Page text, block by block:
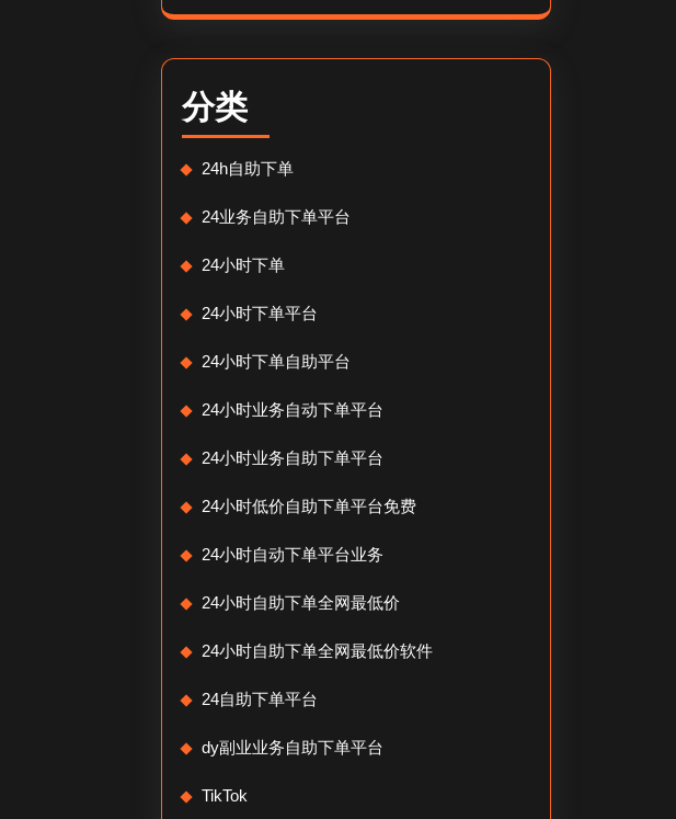
分类
24h自助下单
24业务自助下单平台
24小时下单
24小时下单平台
24小时下单自助平台
24小时业务自动下单平台
24小时业务自助下单平台
24小时低价自助下单平台免费
24小时自动下单平台业务
24小时自助下单全网最低价
24小时自助下单全网最低价软件
24自助下单平台
dy副业业务自助下单平台
TikTok